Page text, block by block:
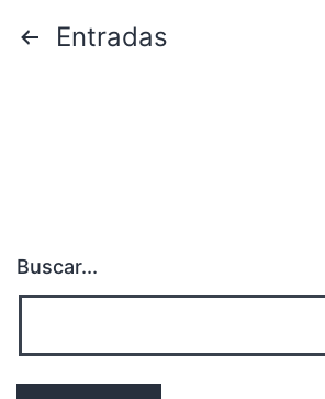
Paginación
Entradas
Buscar...